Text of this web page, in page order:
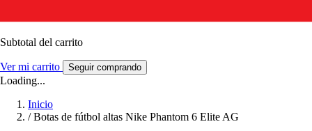
Subtotal del carrito
Ver mi carrito Seguir comprando
Loading...
Inicio
/ Botas de fútbol altas Nike Phantom 6 Elite AG